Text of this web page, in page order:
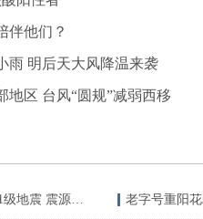
伴他们？
雨 明后天大风降温来袭
地区 台风“圆规”减弱西移
老字号重阳